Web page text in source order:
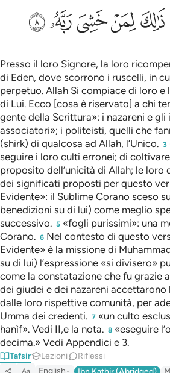
ﱰﱱﱲﱳﱴ
Presso il loro Signore, la loro
di Eden, dove scorrono i ruscelli, in
perpetuo. Allah Si compiace di loro
di Lui. Ecco [cosa è riservato] a chi
gente della Scrittura»: i nazareni e gli
associatori»; i politeisti, quelli che
(shirk) di qualcosa ad Allah, l’Unico. 3
seguire i loro culti erronei; di
proposito dell’unicità di Allah; le loro
dei significati proposti per questo
Evidente»: il Sublime Corano sceso
benedizioni su di lui) come meglio
successivo. 5 «fogli purissimi»: una
Corano. 6 Nel contesto di questo
Evidente» è la missione di
su di lui) l’espressione «si divisero»
come la constatazione che fu grazie
dei giudei e dei nazareni accettarono
dalle loro rispettive comunità, per
Umma dei credenti. 7 «un culto
hanìf». Vedi II,e la nota. 8 «eseguire
decima.» Vedi Appendici e 3.
Tafsir Lezioni Riflessi
Aa English